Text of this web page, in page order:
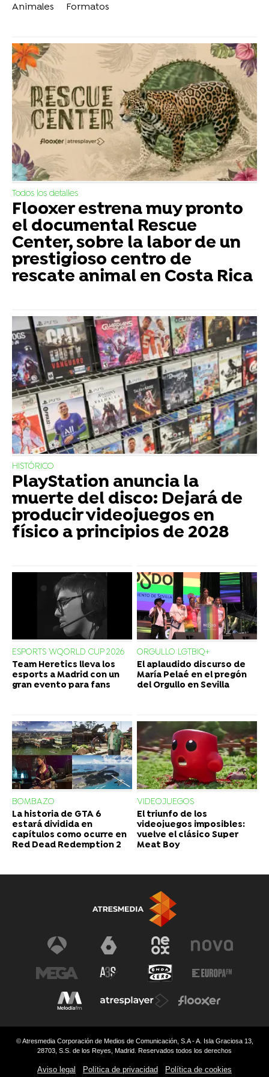
Animales Formatos
Todos los detalles
Flooxer estrena muy pronto
el documental Rescue
Center, sobre la labor de un
prestigioso centro de
rescate animal en Costa Rica
HISTÓRICO
PlayStation anuncia la
muerte del disco: Dejará de
producir videojuegos en
físico a principios de 2028
ESPORTS WQORLD CUP 2026
Team Heretics lleva los
esports a Madrid con un
gran evento para fans
ORGULLO LGTBIQ+
El aplaudido discurso de
María Pelaé en el pregón
del Orgullo en Sevilla
BOMBAZO
La historia de GTA 6
estará dividida en
capítulos como ocurre en
Red Dead Redemption 2
VIDEOJUEGOS
El triunfo de los
videojuegos imposibles:
vuelve el clásico Super
Meat Boy
© Atresmedia Corporación de Medios de Comunicación, S.A - A. Isla Graciosa 13,
28703, S.S. de los Reyes, Madrid. Reservados todos los derechos
Aviso legal Política de privacidad Política de cookies